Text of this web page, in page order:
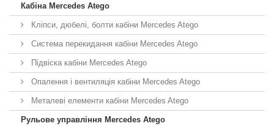
Кабіна Mercedes Atego
Кліпси, дюбелі, болти кабіни Mercedes Atego
Система перекидання кабіни Mercedes Atego
Підвіска кабіни Mercedes Atego
Опалення і вентиляція кабіни Mercedes Atego
Металеві елементи кабіни Mercedes Atego
Рульове управління Mercedes Atego